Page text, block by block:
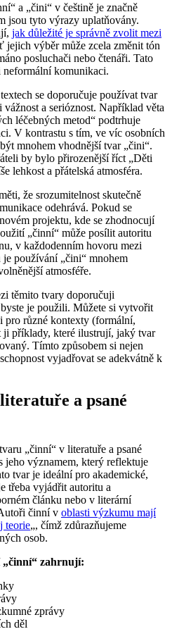
a „čini“ v češtině je značně
jsou tyto výrazy uplatňovány.
jak důležité je správně zvolit mezi
jejich výběr může zcela změnit tón
posluchači nebo čtenáři. Tato
komunikaci.
se doporučuje používat tvar
a serióznost. Například věta
léčebných metod“ podtrhuje
V kontrastu s tím, ve víc osobních
mnohem vhodnější tvar „čini“.
by bylo přirozenější říct „Děti
lehkost a přátelská atmosféra.
že srozumitelnost skutečně
odehrává. Pokud se
projektu, kde se zhodnocují
„činní“ může posílit autoritu
v každodenním hovoru mezi
používání „čini“ mnohem
atmosféře.
těmito tvary doporučuji
je použili. Můžete si vytvořit
pro různé kontexty (formální,
příklady, které ilustrují, jaký tvar
Tímto způsobem si nejen
vyjadřovat se adekvátně k
a psané
„činní“ v literatuře a psané
jeho významem, který reflektuje
tvar je ideální pro akademické,
třeba vyjádřit autoritu a
článku nebo v literární
činní v oblasti výzkumu mají
teorie„, čímž zdůrazňujeme
osob.
zahrnují:
zprávy
děl